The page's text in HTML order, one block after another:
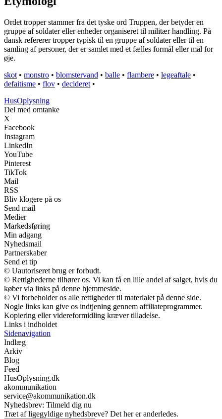
Ordet tropper stammer fra det tyske ord Truppen, der betyder en
gruppe af soldater eller enheder organiseret til militær handling. På
dansk refererer tropper typisk til en gruppe af soldater eller til en
samling af personer, der er samlet med et fælles formål eller mål for
øje.
skot • monstro • blomstervand • balle • flambere • legeaftale •
defaitisme • flov • decideret •
HusOplysning
Del med omtanke
X
Facebook
Instagram
LinkedIn
YouTube
Pinterest
TikTok
Mail
RSS
Bliv klogere på os
Send mail
Medier
Markedsføring
Min adgang
Nyhedsmail
Partnerskaber
Send et tip
© Uautoriseret brug er forbudt.
© Rettighederne tilhører os. Vi kan få en lille andel af salget, hvis du
køber via links på denne hjemmeside.
© Vi forbeholder os alle rettigheder til materialet på denne side.
Nogle links kan give os indtjening gennem affiliateprogrammer.
Kopiering eller videreformidling kræver tilladelse.
Links i indholdet
Sidenavigation
Indlæg
Arkiv
Blog
Feed
HusOplysning.dk
akommunikation
service@akommunikation.dk
Nyhedsbrev: Tilmeld dig nu
Træt af ligegyldige nyhedsbreve? Det her er anderledes.